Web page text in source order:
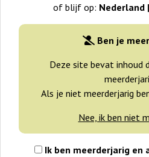
of blijf op: Nederland
Ben je
Deze site bevat inhoud
Als je niet meerderjarig
Nee, ik ben niet
Ik ben meerderjarig en